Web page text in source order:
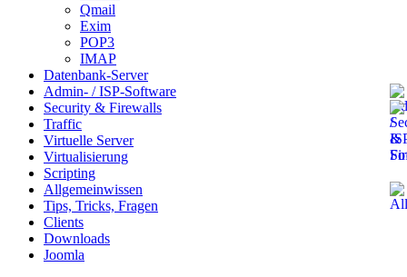
Qmail
Exim
POP3
IMAP
Datenbank-Server
Admin- / ISP-Software
Security & Firewalls
Traffic
Virtuelle Server
Virtualisierung
Scripting
Allgemeinwissen
Tips, Tricks, Fragen
Clients
Downloads
Joomla